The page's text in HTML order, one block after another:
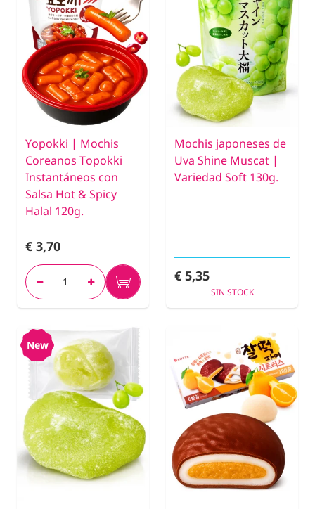
Yopokki | Mochis
Coreanos Topokki
Instantáneos con
Salsa Hot & Spicy
Halal 120g.
€ 3,70
Mochis japoneses de
Uva Shine Muscat |
Variedad Soft 130g.
€ 5,35
SIN STOCK
New